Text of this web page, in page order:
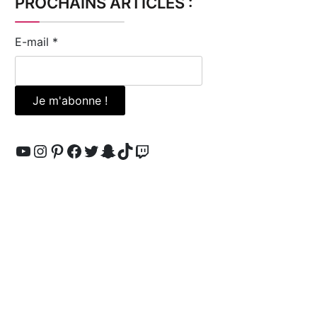
E-mail *
YouTube
Instagram
Pinterest
Facebook
Twitter
Snapchat
TikTok
Twitch